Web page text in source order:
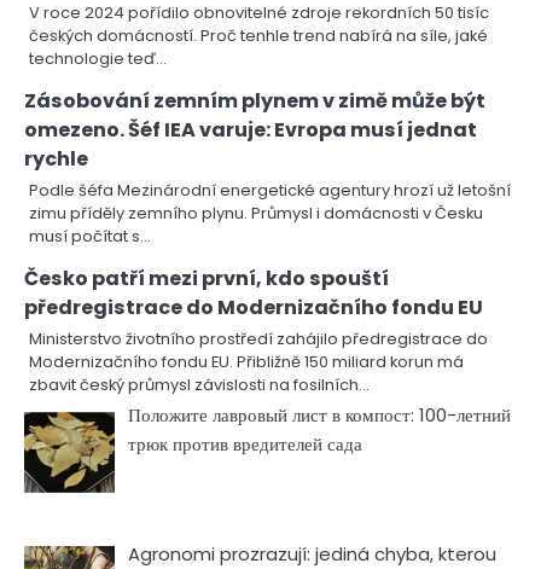
V roce 2024 pořídilo obnovitelné zdroje rekordních 50 tisíc
českých domácností. Proč tenhle trend nabírá na síle, jaké
technologie teď…
Zásobování zemním plynem v zimě může být
omezeno. Šéf IEA varuje: Evropa musí jednat
rychle
Podle šéfa Mezinárodní energetické agentury hrozí už letošní
zimu příděly zemního plynu. Průmysl i domácnosti v Česku
musí počítat s…
Česko patří mezi první, kdo spouští
předregistrace do Modernizačního fondu EU
Ministerstvo životního prostředí zahájilo předregistrace do
Modernizačního fondu EU. Přibližně 150 miliard korun má
zbavit český průmysl závislosti na fosilních…
Положите лавровый лист в компост: 100-летний
трюк против вредителей сада
Agronomi prozrazují: jediná chyba, kterou